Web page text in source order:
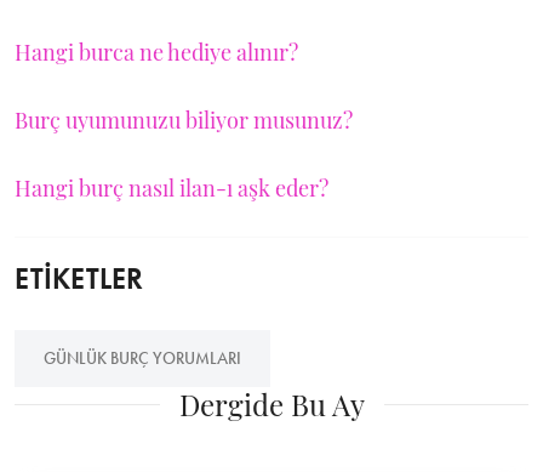
Hangi burca ne hediye alınır?
Burç uyumunuzu biliyor musunuz?
Hangi burç nasıl ilan-ı aşk eder?
ETİKETLER
GÜNLÜK BURÇ YORUMLARI
Dergide Bu Ay